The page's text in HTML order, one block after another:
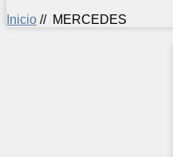
Inicio // MERCEDES